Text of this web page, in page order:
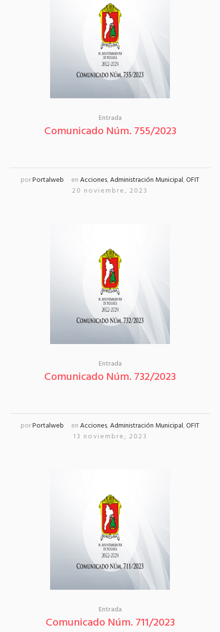
Entrada
Comunicado Núm. 755/2023
porPortalweb enAcciones,Administración Municipal,OFIT
20 noviembre, 2023
Entrada
Comunicado Núm. 732/2023
porPortalweb enAcciones,Administración Municipal,OFIT
13 noviembre, 2023
Entrada
Comunicado Núm. 711/2023